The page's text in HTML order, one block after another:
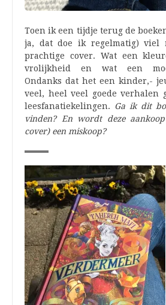
Toen ik een tijdje terug de
ja, dat doe ik regelmatig) viel
prachtige cover. Wat een
vrolijkheid en wat een
Ondanks dat het een kinder,-
veel, heel veel goede verhalen
leesfanatiekelingen. Ga ik dit
vinden? En wordt deze
cover) een miskoop?